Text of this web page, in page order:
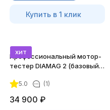
Купить в 1 клик
хит
Профессиональный мотор-
тестер DIAMAG 2 (базовый
5.0 (1)
34 900 ₽